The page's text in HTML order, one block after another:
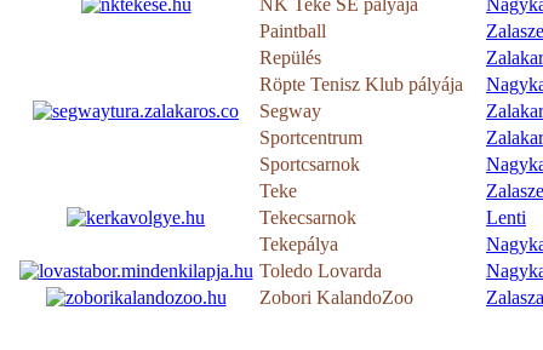
Paintball
Repülés
Röpte Tenisz Klub pályája
Segway
Sportcentrum
Sportcsarnok
Teke
Tekecsarnok
Lenti
Tekepálya
Toledo Lovarda
Zobori KalandoZoo